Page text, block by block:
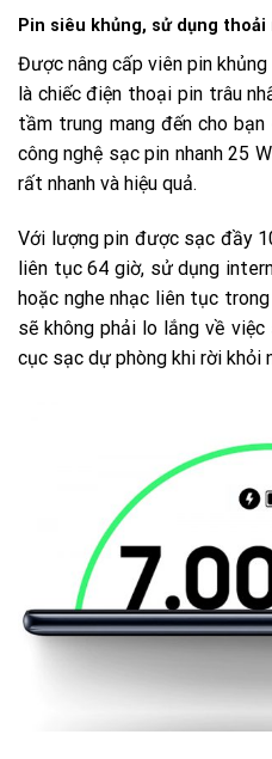
Pin siêu khủng, sử dụng thoải
Được nâng cấp viên pin
là chiếc điện thoại pin trâu
tầm trung mang đến cho
công nghệ sạc pin nhanh 25
rất nhanh và hiệu quả.
Với lượng pin được sạc đầy
liên tục 64 giờ, sử dụng
hoặc nghe nhạc liên tục
sẽ không phải lo lắng về
cục sạc dự phòng khi rời khỏi